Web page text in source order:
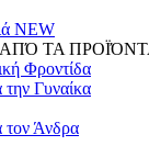
NEW
ΤΑ
Φροντίδα
την Γυναίκα
τον Άνδρα